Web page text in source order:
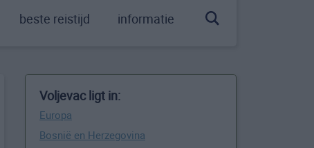
beste reistijd informatie
Voljevac ligt in:
Europa
Bosnië en Herzegovina